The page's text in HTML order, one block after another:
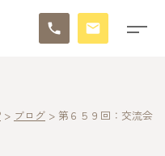
> ブログ > 第６５９回：交流会